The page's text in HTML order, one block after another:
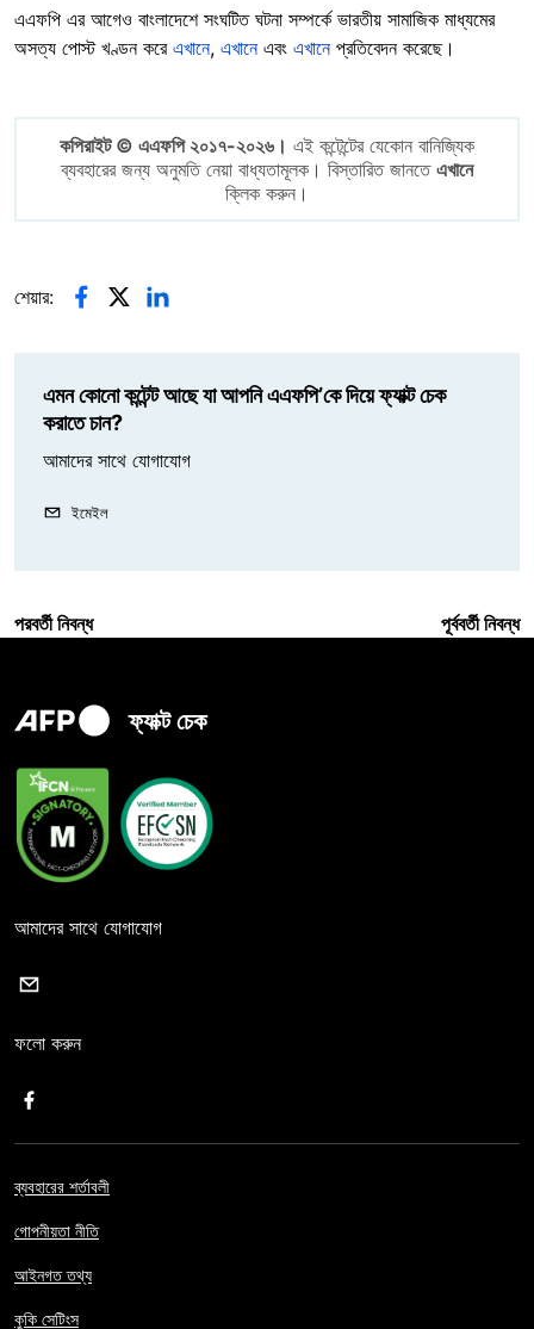
এএফপি এর আগেও বাংলাদেশে সংঘটিত ঘটনা সম্পর্কে ভারতীয় সামাজিক মাধ্যমের
অসত্য পোস্ট খণ্ডন করে এখানে, এখানে এবং এখানেপ্রতিবেদন করেছে।
কপিরাইট © এএফপি ২০১৭-২০২৬। এই কন্টেন্টের যেকোন বানিজ্যিক
ব্যবহারের জন্য অনুমতি নেয়া বাধ্যতামূলক। বিস্তারিত জানতে এখানে
ক্লিক করুন।
শেয়ার:
এমন কোনো কন্টেন্ট আছে যা আপনি এএফপি’কে দিয়ে ফ্যাক্ট চেক
করাতে চান?
আমাদের সাথে যোগাযোগ
ইমেইল
পরবর্তী নিবন্ধ পূর্ববর্তী নিবন্ধ
ফ্যাক্ট চেক
আমাদের সাথে যোগাযোগ
ফলো করুন
ব্যবহারের শর্তাবলী
গোপনীয়তা নীতি
আইনগত তথ্য
কুকি সেটিংস